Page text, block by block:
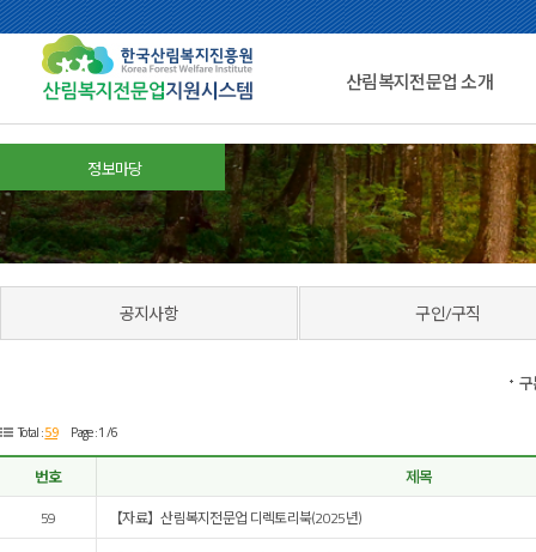
산림복지전문업 소개
정보마당
공지사항 구인/구직
Total :59 Page : 1 /6
번호 제목
59
【자료】산림복지전문업 디렉토리북(2025년)